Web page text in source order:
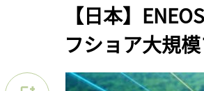
【日本】
フショア大規